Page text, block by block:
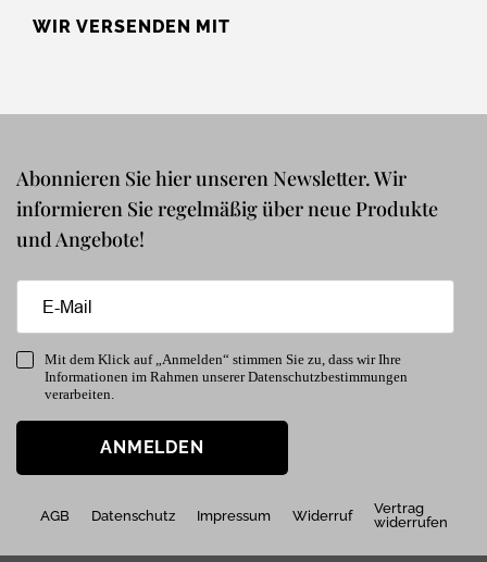
WIR VERSENDEN MIT
Abonnieren Sie hier unseren Newsletter. Wir
informieren Sie regelmäßig über neue Produkte
und Angebote!
Mit dem Klick auf „Anmelden“ stimmen Sie zu, dass wir Ihre
Informationen im Rahmen unserer Datenschutzbestimmungen
verarbeiten.
ANMELDEN
AGB Datenschutz Impressum Widerruf
Vertrag
widerrufen